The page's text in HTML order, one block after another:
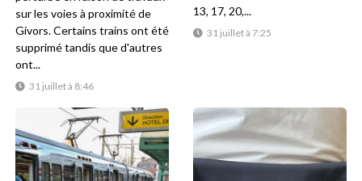
31 juillet à 8:46
sur les voies à proximité de
Givors. Certains trains ont été
supprimé tandis que d'autres
ont...
31 juillet à 7:25
13, 17, 20,...